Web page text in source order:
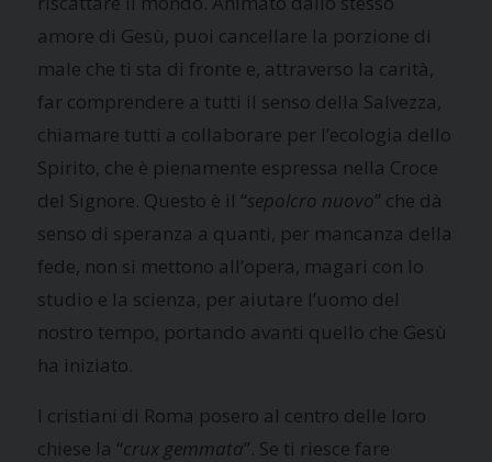
amore di Gesù, puoi cancellare la porzione di
male che ti sta di fronte e, attraverso la carità,
far comprendere a tutti il senso della Salvezza,
chiamare tutti a collaborare per l’ecologia dello
Spirito, che è pienamente espressa nella Croce
del Signore. Questo è il “sepolcro nuovo” che dà
senso di speranza a quanti, per mancanza della
fede, non si mettono all’opera, magari con lo
studio e la scienza, per aiutare l’uomo del
nostro tempo, portando avanti quello che Gesù
ha iniziato.
I cristiani di Roma posero al centro delle loro
chiese la “crux gemmata”. Se ti riesce fare